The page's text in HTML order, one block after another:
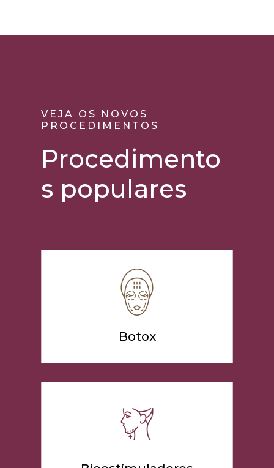
VEJA OS NOVOS
PROCEDIMENTOS
Procedimento
s populares
Botox